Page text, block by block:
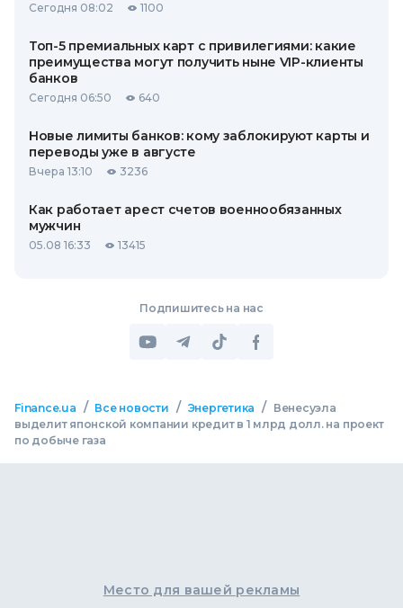
Сегодня 08:02 1100
Топ-5 премиальных карт с привилегиями: какие
преимущества могут получить ныне VIP-клиенты
банков
Сегодня 06:50 640
Новые лимиты банков: кому заблокируют карты и
переводы уже в августе
Вчера 13:10 3236
Как работает арест счетов военнообязанных
мужчин
05.08 16:33 13415
Подпишитесь на нас
Finance.ua / Все новости / Энергетика /
Венесуэла
выделит японской компании кредит в 1 млрд долл. на проект
по добыче газа
Место для вашей рекламы